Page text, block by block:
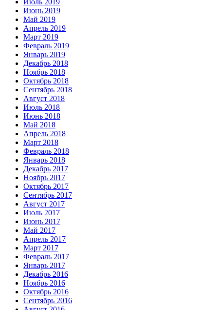
Июнь 2019
Май 2019
Апрель 2019
Март 2019
Февраль 2019
Январь 2019
Декабрь 2018
Ноябрь 2018
Октябрь 2018
Сентябрь 2018
Август 2018
Июль 2018
Июнь 2018
Май 2018
Апрель 2018
Март 2018
Февраль 2018
Январь 2018
Декабрь 2017
Ноябрь 2017
Октябрь 2017
Сентябрь 2017
Август 2017
Июль 2017
Июнь 2017
Май 2017
Апрель 2017
Март 2017
Февраль 2017
Январь 2017
Декабрь 2016
Ноябрь 2016
Октябрь 2016
Сентябрь 2016